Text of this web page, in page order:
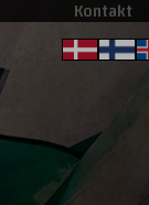
Kontakt